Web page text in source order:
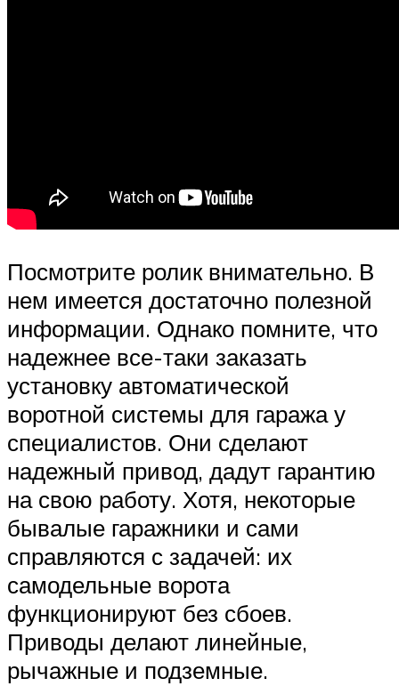
Посмотрите ролик внимательно. В
нем имеется достаточно полезной
информации. Однако помните, что
надежнее все-таки заказать
установку автоматической
воротной системы для гаража у
специалистов. Они сделают
надежный привод, дадут гарантию
на свою работу. Хотя, некоторые
бывалые гаражники и сами
справляются с задачей: их
самодельные ворота
функционируют без сбоев.
Приводы делают линейные,
рычажные и подземные.